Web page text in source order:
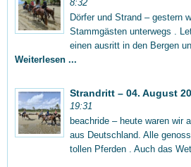
8:32
Dörfer und Strand – gestern
Stammgästen unterwegs .
einen ausritt in den Bergen
Weiterlesen ...
Strandritt – 04. August
19:31
beachride – heute waren wir
aus Deutschland. Alle
tollen Pferden . Auch das